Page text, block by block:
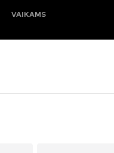
VAIKAMS